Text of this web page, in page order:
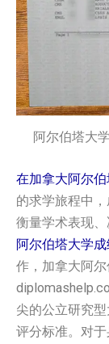
阿尔伯塔大
在加拿大阿尔伯
的求学旅程中
衡量学术表现、
阿尔伯塔大学
作，加拿大阿
尖的公立研究
评分标准。对